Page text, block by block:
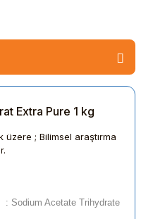
Extra Pure 1 kg
üzere ; Bilimsel araştırma
: Sodium Acetate Trihydrate